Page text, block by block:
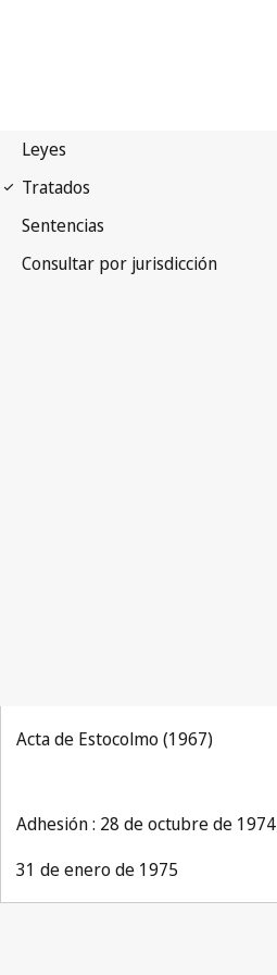
Acta de Estocolmo (1967)
Adhesión : 28 de octubre de 1974
31 de enero de 1975